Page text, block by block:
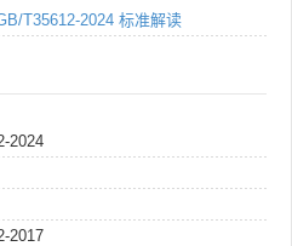
T35612-2024 标准解读
2024
2017